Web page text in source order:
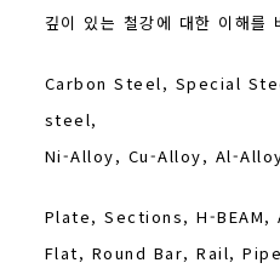
깊이 있는 철강에 대한 이해를
Carbon Steel, Special
steel,
Ni-Alloy, Cu-Alloy, Al-
Plate, Sections, H-BEAM,
Flat, Round Bar, Rail,